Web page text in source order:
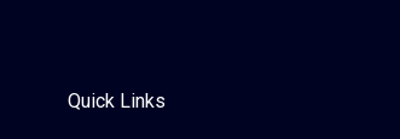
Quick Links